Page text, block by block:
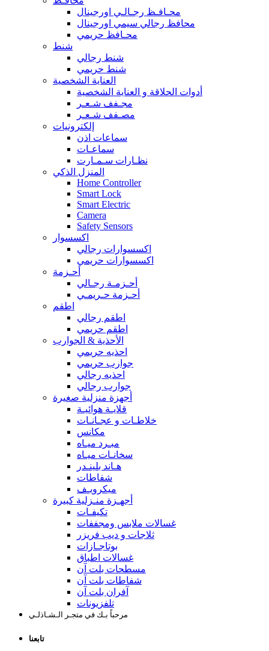
محـافـظ رجـالـي اورجينال
محافظ رجالي سيمي اورجينال
محـافظ حريمي
شنط
شنط رجالي
شنط حريمي
العناية الشخصية
أدوات الحلاقة و العناية الشخصية
مجـفف شـعـر
مصـفف شـعـر
إلكترونيات
سماعات اذن
سماعـات
نظـارات سـمـارت
المنزل الذكي
Home Controller
Smart Lock
Smart Electric
Camera
Safety Sensors
اكسسوار
اكسسوارات رجالي
اكسسوارات حريمي
أحـزمة
أحـزمـة رجـالي
أحـزمة حـريمـي
اطقم
اطقم رجالي
اطقم حريمي
الأحذية & الجوارب
احذيه حريمي
جوارب حريمي
احذيه رجالي
جوارب رجالي
أجهزة منزلية صغيرة
قلايـة هوائيـة
خلاطـات و عجـانـات
مكانس
مبـرد ميـاه
سخانـات ميـاه
هـاند بلينـدر
شفاطات
ميكرويـف
أجهـزة منـزلية كبيرة
تكيفـات
غسالات ملابس ومجففات
ثلاجات و ديب فريزر
بوتاجـازات
غسالات اطباق
مسطحات بلت آن
شفاطات بلت آن
آفران بلت آن
تلفزيونات
مرحباً بـك في متجـر الـشـاذلـي
تابعنا